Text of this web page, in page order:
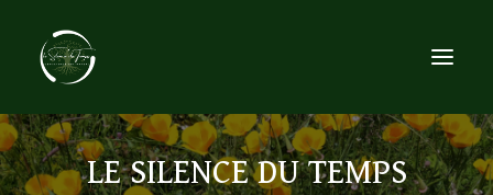
ACCUEILLE SILENCE DU TEMPS